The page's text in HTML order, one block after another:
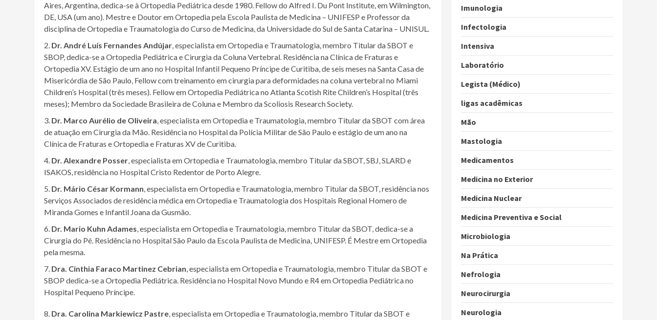
Aires, Argentina, dedica-se à Ortopedia Pediátrica desde 1980. Fellow do Alfred I. Du Pont Institute, em Wilmington,
DE, USA (um ano). Mestre e Doutor em Ortopedia pela Escola Paulista de Medicina – UNIFESP e Professor da
disciplina de Ortopedia e Traumatologia do Curso de Medicina, da Universidade do Sul de Santa Catarina – UNISUL.
Dr. André Luís Fernandes Andújar, especialista em Ortopedia e Traumatologia, membro Titular da SBOT e
SBOP, dedica-se a Ortopedia Pediátrica e Cirurgia da Coluna Vertebral. Residência na Clínica de Fraturas e
Ortopedia XV. Estágio de um ano no Hospital Infantil Pequeno Príncipe de Curitiba, de seis meses na Santa Casa de
Misericórdia de São Paulo, Fellow com treinamento em cirurgia para deformidades na coluna vertebral no Miami
Children’s Hospital (três meses). Fellow em Ortopedia Pediátrica no Atlanta Scotish Rite Children’s Hospital (três
meses); Membro da Sociedade Brasileira de Coluna e Membro da Scoliosis Research Society.
Dr. Marco Aurélio de Oliveira, especialista em Ortopedia e Traumatologia, membro Titular da SBOT com área
de atuação em Cirurgia da Mão. Residência no Hospital da Polícia Militar de São Paulo e estágio de um ano na
Clínica de Fraturas e Ortopedia e Fraturas XV de Curitiba.
Dr. Alexandre Posser, especialista em Ortopedia e Traumatologia, membro Titular da SBOT, SBJ, SLARD e
ISAKOS, residência no Hospital Cristo Redentor de Porto Alegre.
Dr. Mário César Kormann, especialista em Ortopedia e Traumatologia, membro Titular da SBOT, residência nos
Serviços Associados de residência médica em Ortopedia e Traumatologia dos Hospitais Regional Homero de
Miranda Gomes e Infantil Joana da Gusmão.
Dr. Mario Kuhn Adames, especialista em Ortopedia e Traumatologia, membro Titular da SBOT, dedica-se a
Cirurgia do Pé. Residência no Hospital São Paulo da Escola Paulista de Medicina, UNIFESP. É Mestre em Ortopedia
pela mesma.
Dra. Cinthia Faraco Martinez Cebrian, especialista em Ortopedia e Traumatologia, membro Titular da SBOT e
SBOP dedica-se a Ortopedia Pediátrica. Residência no Hospital Novo Mundo e R4 em Ortopedia Pediátrica no
Hospital Pequeno Príncipe.
8. Dra. Carolina Markiewicz Pastre, especialista em Ortopedia e Traumatologia, membro Titular da SBOT e
Imunologia
Infectologia
Intensiva
Laboratório
Legista (Médico)
ligas acadêmicas
Mão
Mastologia
Medicamentos
Medicina no Exterior
Medicina Nuclear
Medicina Preventiva e Social
Microbiologia
Na Prática
Nefrologia
Neurocirurgia
Neurologia